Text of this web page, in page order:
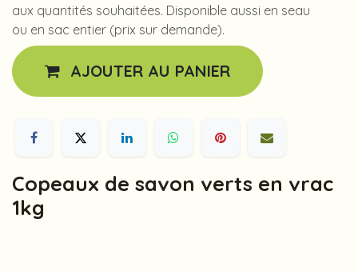
aux quantités souhaitées. Disponible aussi en seau
ou en sac entier (prix sur demande).
AJOUTER AU PANIER
Copeaux de savon verts en vrac
1kg